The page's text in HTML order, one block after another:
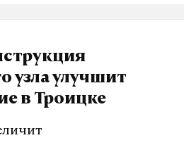
узла улучшит
в Троицке